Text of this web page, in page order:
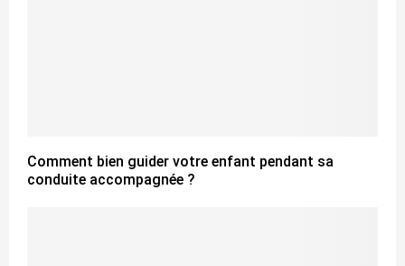
Comment bien guider votre enfant pendant sa
conduite accompagnée ?